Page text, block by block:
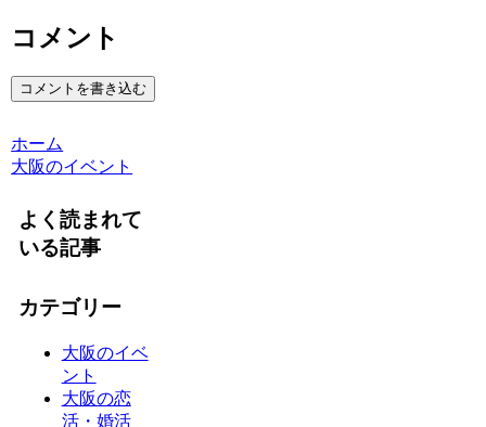
コメント
コメントを書き込む
ホーム
大阪のイベント
よく読まれて
いる記事
カテゴリー
大阪のイベ
ント
大阪の恋
活・婚活